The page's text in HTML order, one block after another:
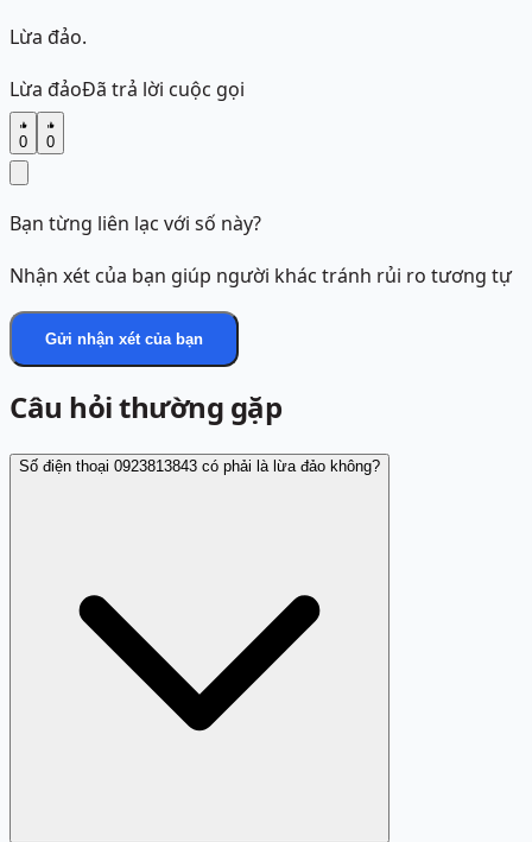
Lừa đảo.
Lừa đảoĐã trả lời cuộc gọi
0 0
Bạn từng liên lạc với số này?
Nhận xét của bạn giúp người khác tránh rủi ro tương tự
Gửi nhận xét của bạn
Câu hỏi thường gặp
Số điện thoại 0923813843 có phải là lừa đảo không?